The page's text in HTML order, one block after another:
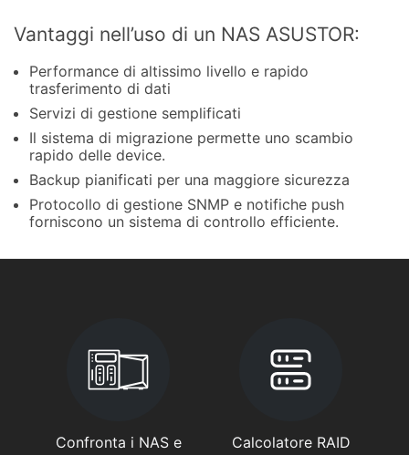
Vantaggi nell’uso di un NAS ASUSTOR:
Performance di altissimo livello e rapido
trasferimento di dati
Servizi di gestione semplificati
Il sistema di migrazione permette uno scambio
rapido delle device.
Backup pianificati per una maggiore sicurezza
Protocollo di gestione SNMP e notifiche push
forniscono un sistema di controllo efficiente.
Confronta i NAS e
Calcolatore RAID